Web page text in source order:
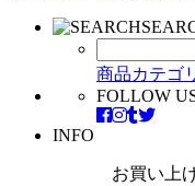
商品カテゴ
FOLLOW
INFO
お買い上